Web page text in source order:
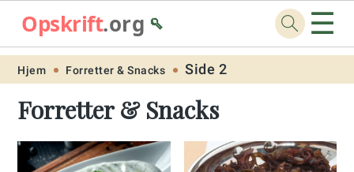
Skip
primary
navigation
Skip
main
content
Skip
primary
sidebar
Skip
footer
Opskrift.org🥄 ☰
Hjem Forretter & Snacks Side 2
Forretter & Snacks